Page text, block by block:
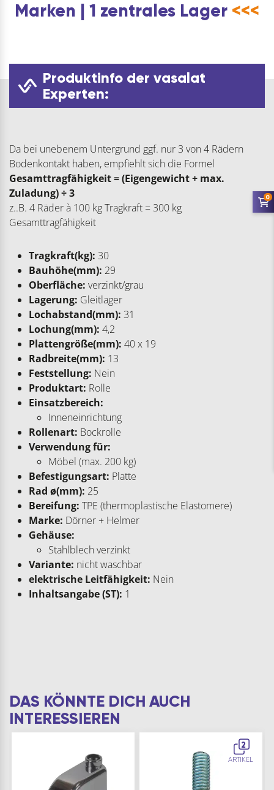
Marken | 1 zentrales Lager <<<
Produktinfo der vasalat
Experten:
Da bei unebenem Untergrund ggf. nur 3 von 4 Rädern
Bodenkontakt haben, empfiehlt sich die Formel
Gesamttragfähigkeit = (Eigengewicht + max.
Zuladung) ÷ 3
z..B. 4 Räder à 100 kg Tragkraft = 300 kg
Gesamttragfähigkeit
Tragkraft(kg): 30
Bauhöhe(mm): 29
Oberfläche: verzinkt/grau
Lagerung: Gleitlager
Lochabstand(mm): 31
Lochung(mm): 4,2
Plattengröße(mm): 40 x 19
Radbreite(mm): 13
Feststellung: Nein
Produktart: Rolle
Einsatzbereich:
Inneneinrichtung
Rollenart: Bockrolle
Verwendung für:
Möbel (max. 200 kg)
Befestigungsart: Platte
Rad ø(mm): 25
Bereifung: TPE (thermoplastische Elastomere)
Marke: Dörner + Helmer
Gehäuse:
Stahlblech verzinkt
Variante: nicht waschbar
elektrische Leitfähigkeit: Nein
Inhaltsangabe (ST): 1
DAS KÖNNTE DICH AUCH
INTERESSIEREN
2
ARTIKEL
0